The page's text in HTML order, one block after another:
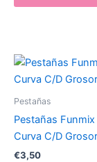
Pestañas
Pestañas
Curva C/D
€3,50